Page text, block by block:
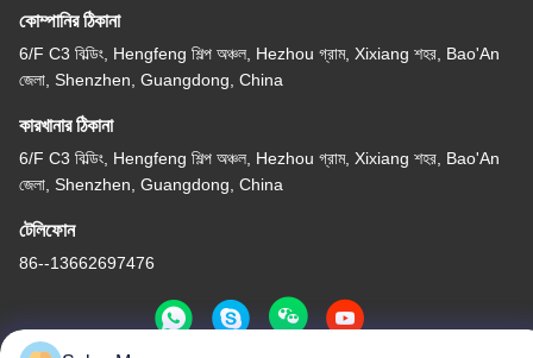
কোম্পানির ঠিকানা
6/F C3 বিল্ডিং, Hengfeng শিল্প অঞ্চল, Hezhou গ্রাম, Xixiang শহর, Bao'An
জেলা, Shenzhen, Guangdong, China
কারখানার ঠিকানা
6/F C3 বিল্ডিং, Hengfeng শিল্প অঞ্চল, Hezhou গ্রাম, Xixiang শহর, Bao'An
জেলা, Shenzhen, Guangdong, China
টেলিফোন
86--13662697476